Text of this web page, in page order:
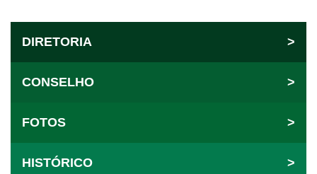
DIRETORIA >
CONSELHO >
FOTOS >
HISTÓRICO >